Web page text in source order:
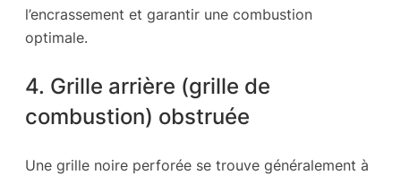
l’encrassement et garantir une combustion
optimale.
4. Grille arrière (grille de
combustion) obstruée
Une grille noire perforée se trouve généralement à